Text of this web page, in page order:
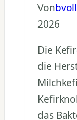
Von
2026
Die
die
das